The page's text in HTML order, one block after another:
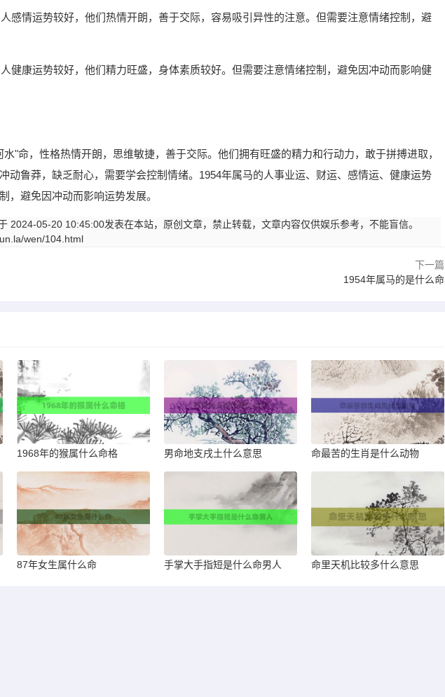
感情运势较好，他们热情开朗，善于交际，容易吸引异性的注意。但需要注意情绪控制，避
健康运势较好，他们精力旺盛，身体素质较好。但需要注意情绪控制，避免因冲动而影响健
水"命，性格热情开朗，思维敏捷，善于交际。他们拥有旺盛的精力和行动力，敢于拼搏进取，
动鲁莽，缺乏耐心，需要学会控制情绪。1954年属马的人事业运、财运、感情运、健康运势
，避免因冲动而影响运势发展。
2024-05-20 10:45:00发表在本站，原创文章，禁止转载，文章内容仅供娱乐参考，不能盲信。
wen/104.html
下一篇
1954年属马的是什么命
1968年的猴属什么命格 男命地支戌土什么意思 命最苦的生肖是什么动物
87年女生属什么命 手掌大手指短是什么命男人 命里天机比较多什么意思